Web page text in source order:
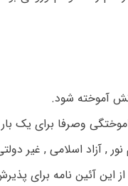
آموخته شود.
وصرفا برای یک
, آزاد اسلامی , غیر
این آئین نامه برای